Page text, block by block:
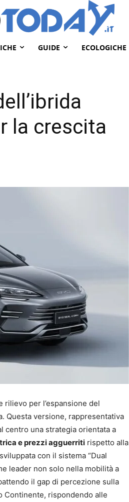
GUIDE ECOLOGICHE
la crescita
rilievo per l’espansione del
Questa versione, rappresentativa
centro una strategia orientata a
e prezzi agguerriti rispetto alla
con il sistema “Dual
leader non solo nella mobilità a
il gap di percezione sulla
Continente, rispondendo alle